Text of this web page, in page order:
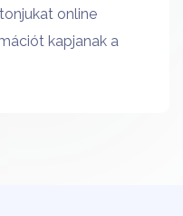
online
kapjanak a